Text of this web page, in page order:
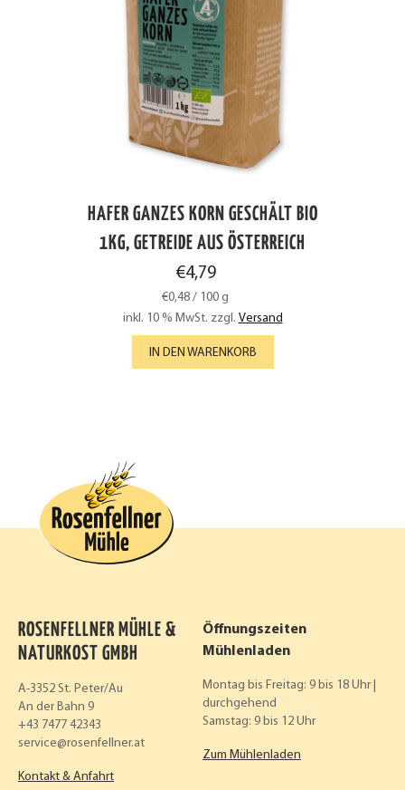
HAFER GANZES KORN GESCHÄLT BIO
1KG, GETREIDE AUS ÖSTERREICH
€4,79
€0,48 / 100 g
inkl. 10 % MwSt. zzgl. Versand
IN DEN WARENKORB
ROSENFELLNER MÜHLE &
NATURKOST GMBH
A-3352 St. Peter/Au
An der Bahn 9
+43 7477 42343
service
rosenfellner.at
Kontakt & Anfahrt
Öffnungszeiten
Mühlenladen
Montag bis Freitag: 9 bis 18 Uhr |
durchgehend
Samstag: 9 bis 12 Uhr
Zum Mühlenladen